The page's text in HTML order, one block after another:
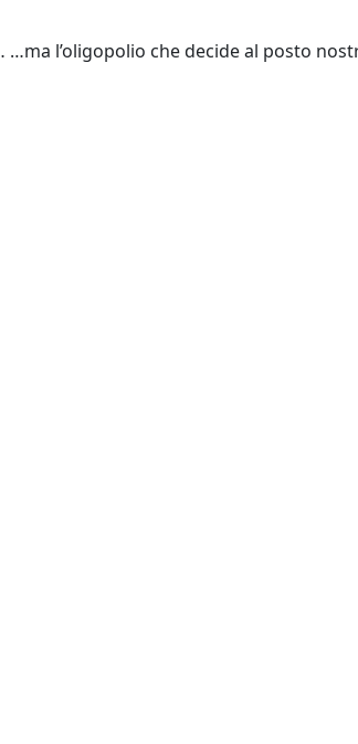
l’oligopolio che decide al posto